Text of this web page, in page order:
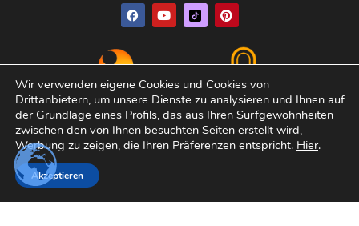
F
a
c
b
o
o
k
Y
o
u
b
e
P
i
n
e
r
e
s
t
Copyright© 2026 Varobath | Erledigt von:
Wir verwenden eigene Cookies und Cookies von
Drittanbietern, um unsere Dienste zu analysieren und Ihnen auf
der Grundlage eines Profils, das aus Ihren Surfgewohnheiten
zwischen den von Ihnen besuchten Seiten erstellt wird,
Werbung zu zeigen, die Ihren Präferenzen entspricht. Hier.
Akzeptieren